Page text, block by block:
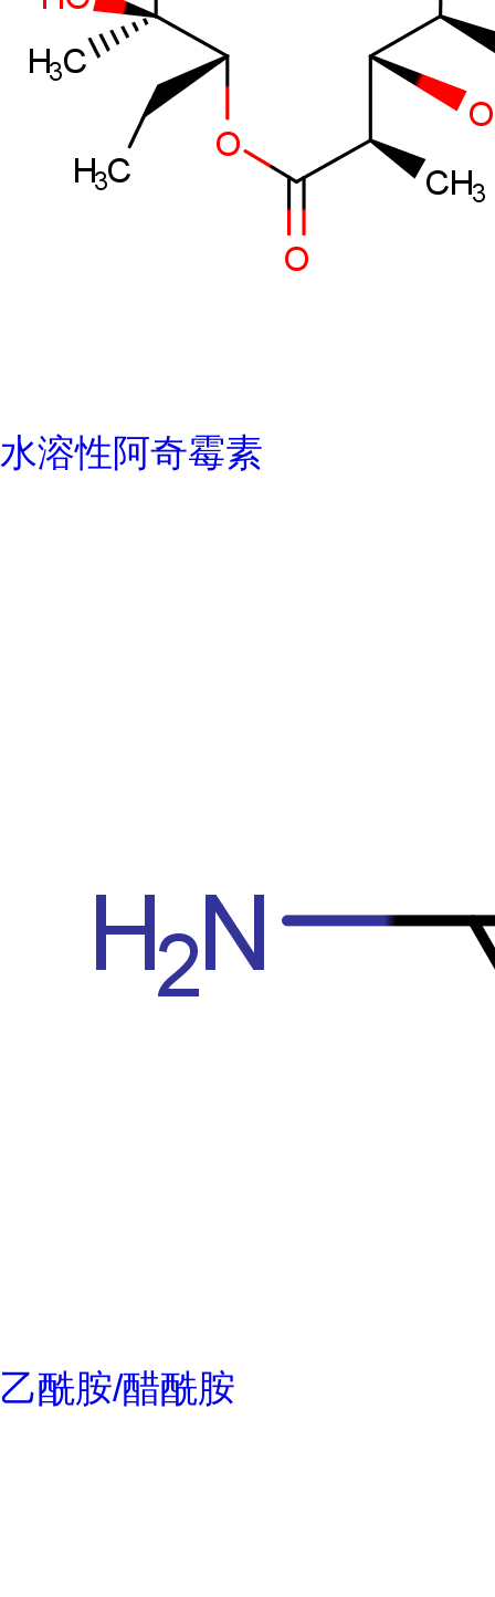
水溶性阿奇霉素
乙酰胺/醋酰胺